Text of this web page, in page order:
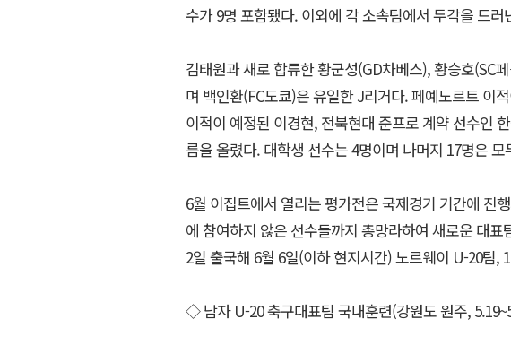
수가 9명 포함됐다. 이외에 각 소속팀에서 두각을 드
김태원과 새로 합류한 황군성(GD차베스), 황승호(SC
며 백인환(FC도쿄)은 유일한 J리거다. 페예노르트 이
이적이 예정된 이경현, 전북현대 준프로 계약 선수인
름을 올렸다. 대학생 선수는 4명이며 나머지 17명은
6월 이집트에서 열리는 평가전은 국제경기 기간에 진
에 참여하지 않은 선수들까지 총망라하여 새로운 대
2일 출국해 6월 6일(이하 현지시간) 노르웨이 U-20팀,
◇ 남자 U-20 축구대표팀 국내훈련(강원도 원주,